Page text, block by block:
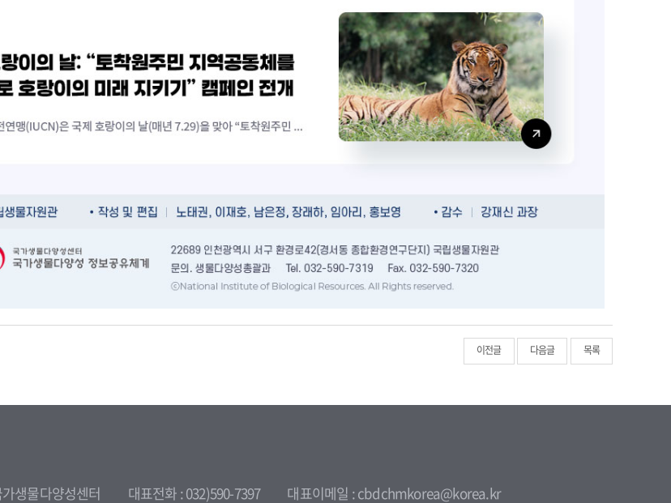
이전글 다음글 목록
생물다양성센터 대표전화 : 032)590-7397 대표이메일 : cbdchmkorea@korea.kr